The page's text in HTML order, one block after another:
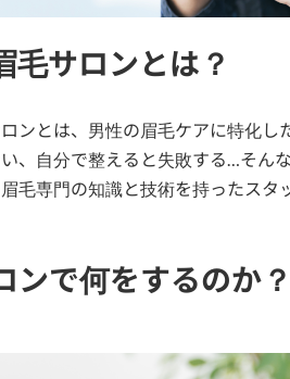
毛サロンとは？
ンとは、男性の眉毛ケアに特化
、自分で整えると失敗する…そん
毛専門の知識と技術を持ったス
ンで何をするのか